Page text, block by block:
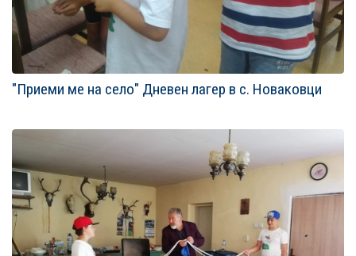
"Приеми ме на село" Дневен лагер в с. Новаковци